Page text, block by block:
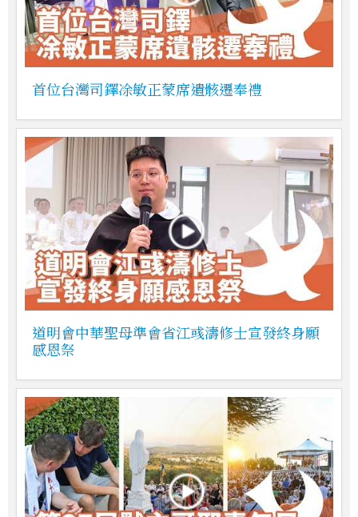
首位台灣司鐸凃敏正蒙席遺骸遷奉禮
道明會中華聖母準會省江彧濤修士宣發終身願
感恩祭